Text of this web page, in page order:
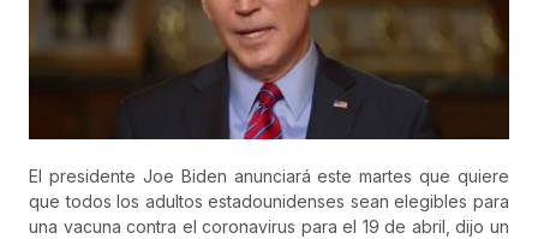
El presidente Joe Biden anunciará este martes que quiere
que todos los adultos estadounidenses sean elegibles para
una vacuna contra el coronavirus para el 19 de abril, dijo un